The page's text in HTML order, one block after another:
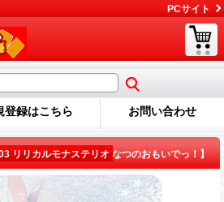
PCサイト
登録はこちら お問い合わせ
リリカルモナステリオ なつのおもいでっ！】